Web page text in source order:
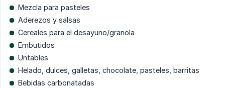
Mezcla para pasteles
Aderezos y salsas
Cereales para el desayuno/granola
Embutidos
Untables
Helado, dulces, galletas, chocolate, pasteles, barritas
Bebidas carbonatadas